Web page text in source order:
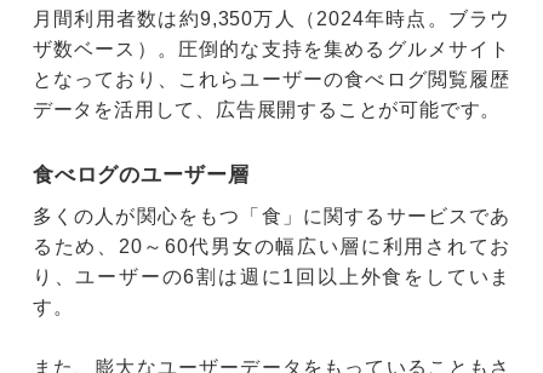
月間利用者数は約9,350万人（2024年時点。ブラウ
ザ数ベース）。圧倒的な支持を集めるグルメサイト
となっており、これらユーザーの食べログ閲覧履歴
データを活用して、広告展開することが可能です。
食べログのユーザー層
多くの人が関心をもつ「食」に関するサービスであ
るため、20～60代男女の幅広い層に利用されてお
り、ユーザーの6割は週に1回以上外食をしていま
す。
また、膨大なユーザーデータをもっていることもさ